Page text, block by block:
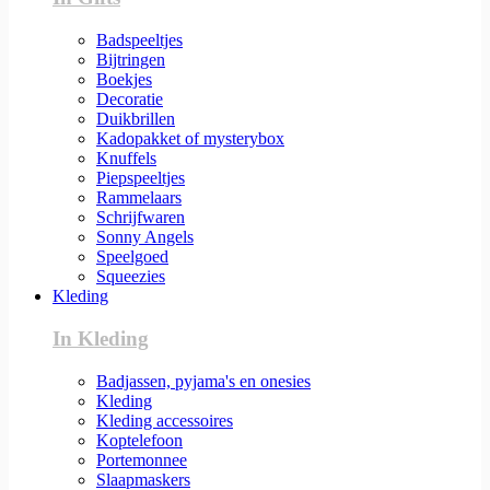
Badspeeltjes
Bijtringen
Boekjes
Decoratie
Duikbrillen
Kadopakket of mysterybox
Knuffels
Piepspeeltjes
Rammelaars
Schrijfwaren
Sonny Angels
Speelgoed
Squeezies
Kleding
In Kleding
Badjassen, pyjama's en onesies
Kleding
Kleding accessoires
Koptelefoon
Portemonnee
Slaapmaskers